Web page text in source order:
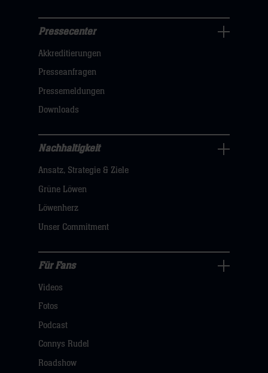
Navigation
öffnen,
dann
klicken
hier
Pressecenter
Akkreditierungen
Presseanfragen
Pressemeldungen
Downloads
Nachhaltigkeit
Navigation
öffnen,
dann
hier
Nachhaltigkeit
Ansatz, Strategie & Ziele
Grüne Löwen
Löwenherz
Unser Commitment
Fans
Navigation
öffnen,
dann
Für Fans
Videos
Fotos
Podcast
Connys Rudel
Roadshow